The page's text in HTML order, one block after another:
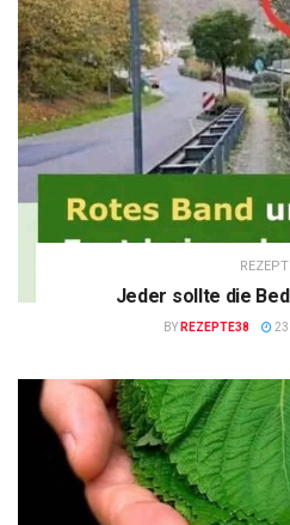
Jeder sollte die
BY REZEPTE38 23